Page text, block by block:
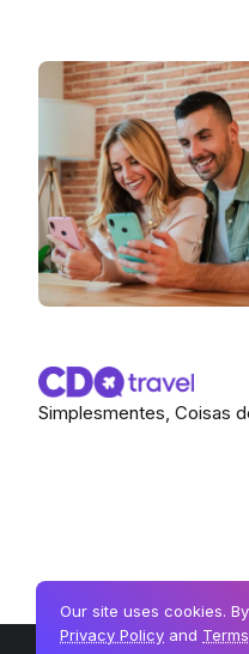
Simplesmentes, Coisas
Our site uses cookies.
Privacy Policy and